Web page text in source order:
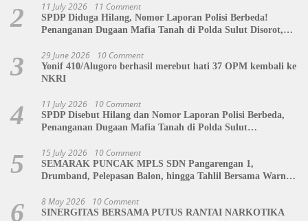
2 11 July 2026 11 Comment
SPDP Diduga Hilang, Nomor Laporan Polisi Berbeda!
Penanganan Dugaan Mafia Tanah di Polda Sulut Disorot,
3 29 June 2026 10 Comment
Yonif 410/Alugoro berhasil merebut hati 37 OPM kembali ke
NKRI
4 11 July 2026 10 Comment
SPDP Disebut Hilang dan Nomor Laporan Polisi Berbeda,
Penanganan Dugaan Mafia Tanah di Polda Sulut
5 15 July 2026 10 Comment
SEMARAK PUNCAK MPLS SDN Pangarengan 1,
Drumband, Pelepasan Balon, hingga Tahlil Bersama Warnai
6 8 May 2026 10 Comment
SINERGITAS BERSAMA PUTUS RANTAI NARKOTIKA